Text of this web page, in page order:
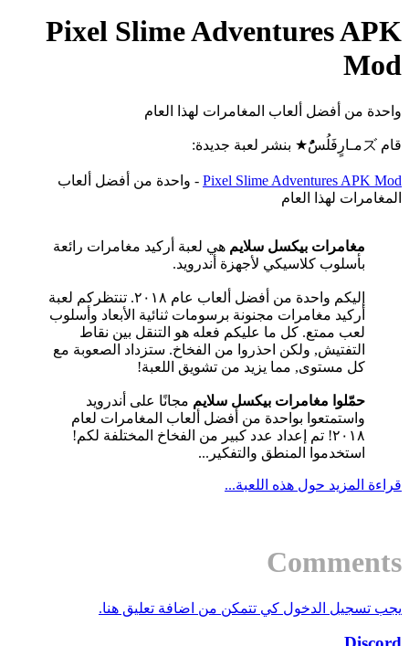
Pixel Slime Adventures APK
Mod
واحدة من أفضل ألعاب المغامرات لهذا العام
قام ズمـارٍفَلُسًٌُُ★ بنشر لعبة جديدة:
Pixel Slime Adventures APK Mod - واحدة من أفضل ألعاب
المغامرات لهذا العام
مغامرات بيكسل سلايم هي لعبة أركيد مغامرات رائعة
بأسلوب كلاسيكي لأجهزة أندرويد.
إليكم واحدة من أفضل ألعاب عام ٢٠١٨. تنتظركم لعبة
أركيد مغامرات مجنونة برسومات ثنائية الأبعاد وأسلوب
لعب ممتع. كل ما عليكم فعله هو التنقل بين نقاط
التفتيش, ولكن احذروا من الفخاخ. ستزداد الصعوبة مع
كل مستوى, مما يزيد من تشويق اللعبة!
حمّلوا مغامرات بيكسل سلايم مجانًا على أندرويد
واستمتعوا بواحدة من أفضل ألعاب المغامرات لعام
٢٠١٨! تم إعداد عدد كبير من الفخاخ المختلفة لكم!
استخدموا المنطق والتفكير...
قراءة المزيد حول هذه اللعبة...
Comments
يجب تسجيل الدخول كي تتمكن من اضافة تعليق هنا.